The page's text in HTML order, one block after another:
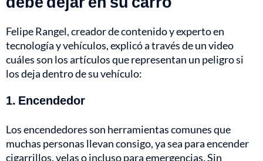
Felipe Rangel, creador de contenido y experto en
tecnología y vehículos, explicó a través de un video
cuáles son los artículos que representan un peligro si
los deja dentro de su vehículo:
1. Encendedor
Los encendedores son herramientas comunes que
muchas personas llevan consigo, ya sea para encender
cigarrillos, velas o incluso para emergencias. Sin